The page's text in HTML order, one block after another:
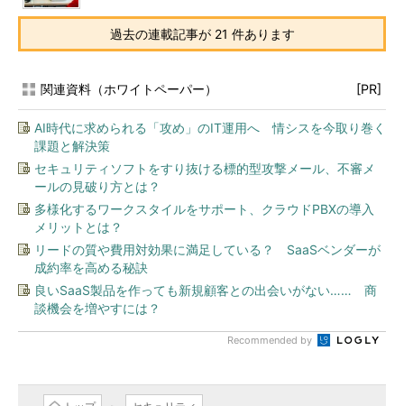
過去の連載記事が 21 件あります
関連資料（ホワイトペーパー） [PR]
AI時代に求められる「攻め」のIT運用へ 情シスを今取り巻く
課題と解決策
セキュリティソフトをすり抜ける標的型攻撃メール、不審メ
ールの見破り方とは？
多様化するワークスタイルをサポート、クラウドPBXの導入
メリットとは？
リードの質や費用対効果に満足している？ SaaSベンダーが
成約率を高める秘訣
良いSaaS製品を作っても新規顧客との出会いがない…… 商
談機会を増やすには？
Recommended by